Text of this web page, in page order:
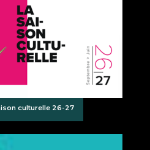
culturelle 26-27